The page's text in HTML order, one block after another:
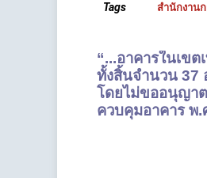
Tags สำนักงาน
“...อาคารในเข
ทั้งสิ้นจำนวน 37
โดยไม่ขออนุญา
ควบคุมอาคาร พ.